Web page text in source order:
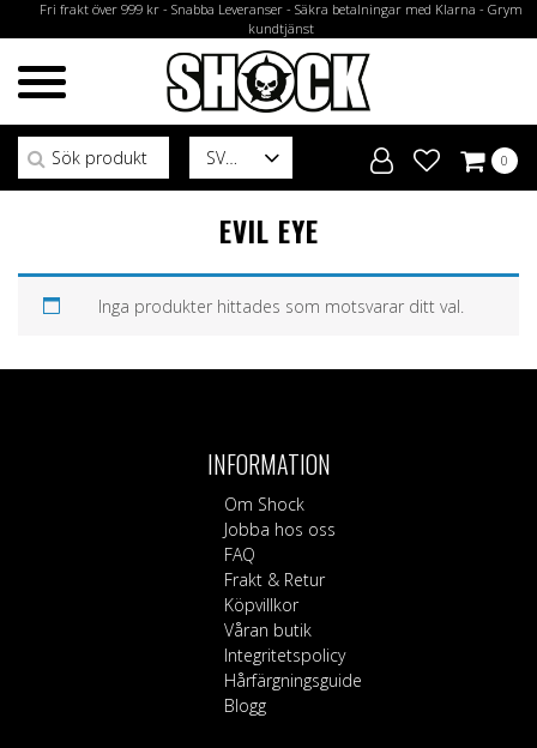
Fri frakt över 999 kr - Snabba Leveranser - Säkra betalningar med Klarna - Grym
kundtjänst
SV
Sök efter:
0
EVIL EYE
Inga produkter hittades som motsvarar ditt val.
INFORMATION
Om Shock
Jobba hos oss
FAQ
Frakt & Retur
Köpvillkor
Våran butik
Integritetspolicy
Hårfärgningsguide
Blogg